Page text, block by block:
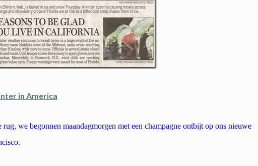
in America
rug, we begonnen maandagmorgen met een champagne ontbijt op ons nieuwe